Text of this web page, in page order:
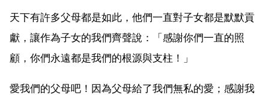
天下有許多父母都是如此，他們一直對子女都是默默貢
獻，讓作為子女的我們齊聲說：「感謝你們一直的照
顧，你們永遠都是我們的根源與支柱！」
愛我們的父母吧！因為父母給了我們無私的愛；感謝我